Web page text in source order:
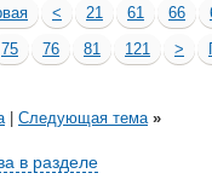
< 21 61 66
75 76 81 121 >
| Следующая тема »
в разделе